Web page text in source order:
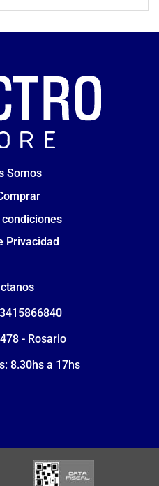
Somos
Privacidad
- Rosario
8.30hs a 17hs